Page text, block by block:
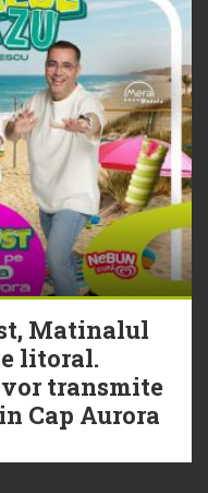
Matinalul
litoral.
vor transmite
Cap Aurora